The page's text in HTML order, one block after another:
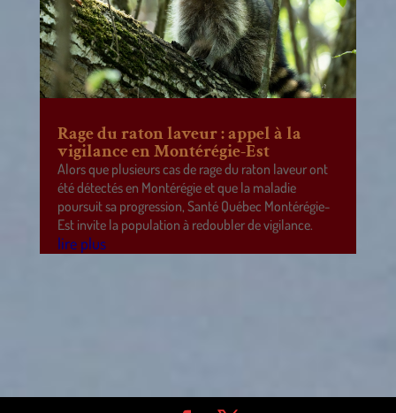
Rage du raton laveur : appel à la
vigilance en Montérégie-Est
Alors que plusieurs cas de rage du raton laveur ont
été détectés en Montérégie et que la maladie
poursuit sa progression, Santé Québec Montérégie-
Est invite la population à redoubler de vigilance.
lire plus